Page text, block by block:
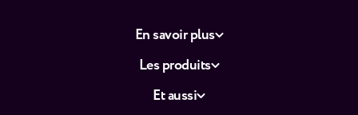
En savoir plus
Les produits
Et aussi